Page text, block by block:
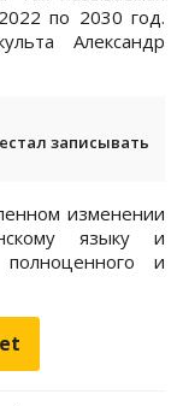
по 2030 год.
Александр
записывать
изменении
языку и
и